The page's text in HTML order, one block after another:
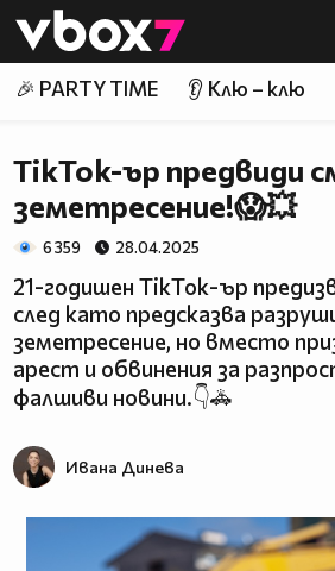
👾
🎉 PARTY TIME 👂 Клю – клю
TikTok-ър предвиди
земетресение!😱💥
6 359 28.04.2025
21-годишен TikTok-ър
след като предсказва
земетресение, но вместо
арест и обвинения за
фалшиви новини.👇🚓
Ивана Динева